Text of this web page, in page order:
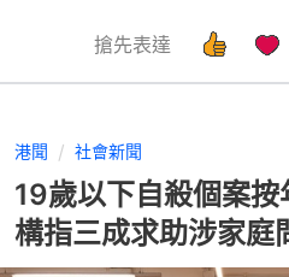
搶先表達
港聞 社會新聞
19歲以下自殺個案
構指三成求助涉家庭